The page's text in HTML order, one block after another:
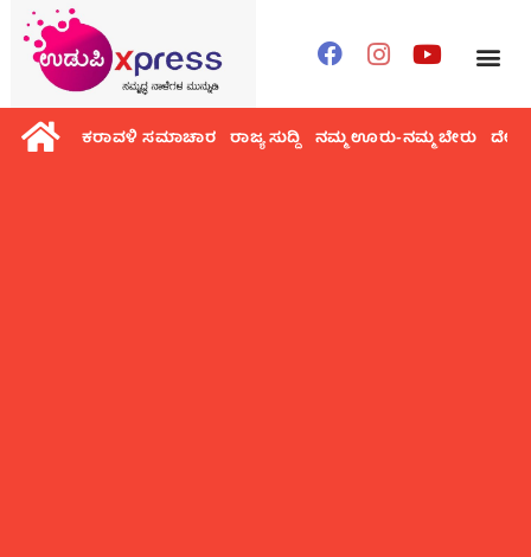
ಕರಾವಳಿ ಸಮಾಚಾರ ರಾಜ್ಯ ಸುದ್ದಿ ನಮ್ಮ ಊರು-ನಮ್ಮ ಬೇರು ದೇಶ